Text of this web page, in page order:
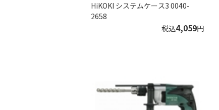
HiKOKI システムケース3 0040-
2658
税込4,059円